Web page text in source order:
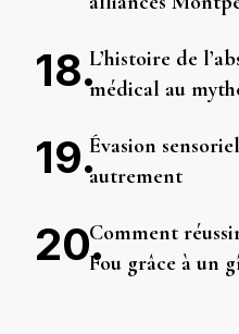
L’histoire de
médical au
Évasion
autrement
Comment
Fou grâce à un